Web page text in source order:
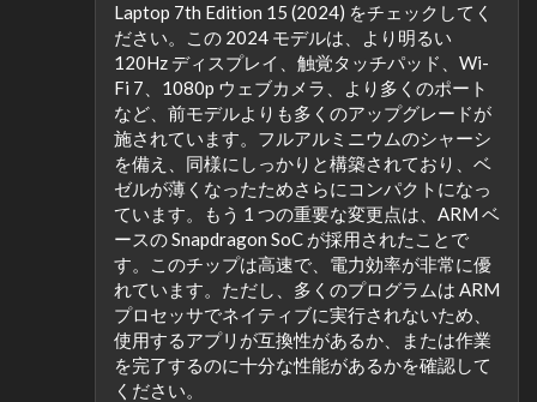
Laptop 7th Edition 15 (2024) をチェックしてく
ださい。この 2024 モデルは、より明るい
120Hz ディスプレイ、触覚タッチパッド、Wi-
Fi 7、1080p ウェブカメラ、より多くのポート
など、前モデルよりも多くのアップグレードが
施されています。フルアルミニウムのシャーシ
を備え、同様にしっかりと構築されており、ベ
ゼルが薄くなったためさらにコンパクトになっ
ています。もう 1 つの重要な変更点は、ARM ベ
ースの Snapdragon SoC が採用されたことで
す。このチップは高速で、電力効率が非常に優
れています。ただし、多くのプログラムは ARM
プロセッサでネイティブに実行されないため、
使用するアプリが互換性があるか、または作業
を完了するのに十分な性能があるかを確認して
ください。